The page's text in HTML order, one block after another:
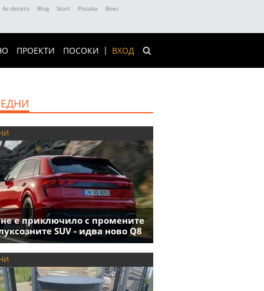
Az-deteto Blog Start Posoka
Boec
ВХОД
ПРОЕКТИ ПОСОКИ
е приключило с промените
SUV - идва ново Q8